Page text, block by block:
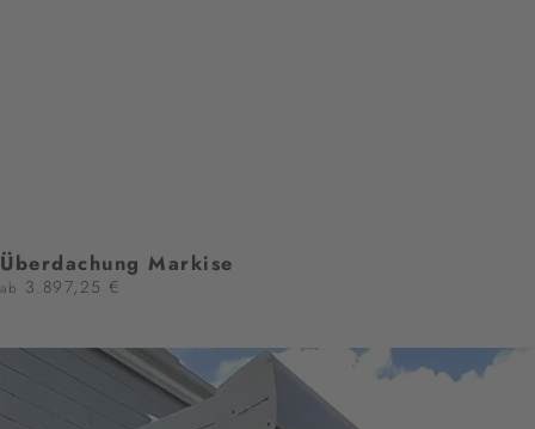
Überdachung Markise
ab 3.897,25 €